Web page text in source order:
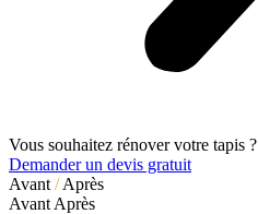
Vous souhaitez rénover votre tapis ?
Demander un devis gratuit
Avant /Après
Avant Après